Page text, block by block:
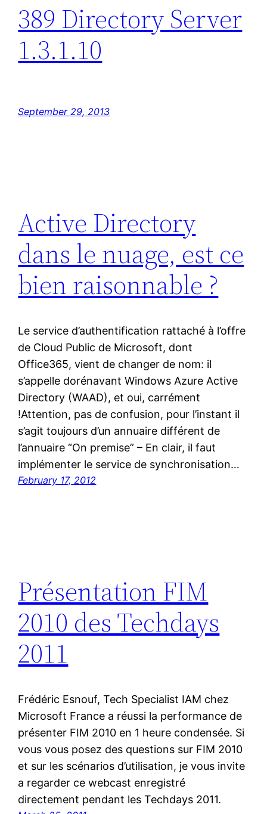
389 Directory Server
1.3.1.10
September 29, 2013
Active Directory
dans le nuage, est ce
bien raisonnable ?
Le service d’authentification rattaché à l’offre
de Cloud Public de Microsoft, dont
Office365, vient de changer de nom: il
s’appelle dorénavant Windows Azure Active
Directory (WAAD), et oui, carrément
!Attention, pas de confusion, pour l’instant il
s’agit toujours d’un annuaire différent de
l’annuaire “On premise” – En clair, il faut
implémenter le service de synchronisation…
February 17, 2012
Présentation FIM
2010 des Techdays
2011
Frédéric Esnouf, Tech Specialist IAM chez
Microsoft France a réussi la performance de
présenter FIM 2010 en 1 heure condensée. Si
vous vous posez des questions sur FIM 2010
et sur les scénarios d’utilisation, je vous invite
a regarder ce webcast enregistré
directement pendant les Techdays 2011.